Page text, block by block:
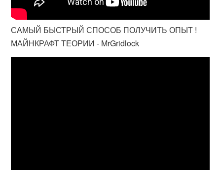
САМЫЙ БЫСТРЫЙ СПОСОБ ПОЛУЧИТЬ ОПЫТ !
МАЙНКРАФТ ТЕОРИИ - MrGridlock